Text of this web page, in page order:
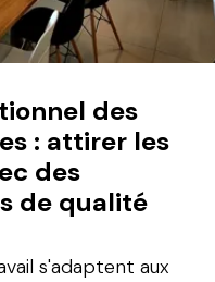
des
: attirer les
des
de qualité
s'adaptent aux